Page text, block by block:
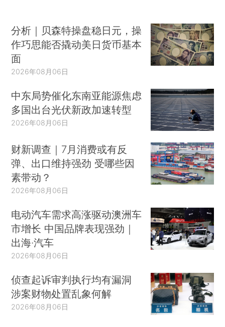
分析｜贝森特操盘稳日元，操
作巧思能否撬动美日货币基本
面
2026年08月06日
中东局势催化东南亚能源焦虑
多国出台光伏新政加速转型
2026年08月06日
财新调查｜7月消费或有反
弹、出口维持强劲 受哪些因
素带动？
2026年08月06日
电动汽车需求高涨驱动澳洲车
市增长 中国品牌表现强劲｜
出海·汽车
2026年08月06日
侦查起诉审判执行均有漏洞
涉案财物处置乱象何解
2026年08月06日